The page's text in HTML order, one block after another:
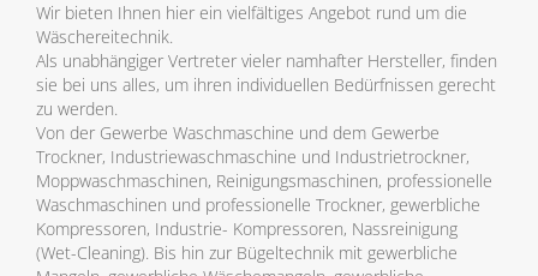
Wir bieten Ihnen hier ein vielfältiges Angebot rund um die
Wäschereitechnik.
Als unabhängiger Vertreter vieler namhafter Hersteller, finden
sie bei uns alles, um ihren individuellen Bedürfnissen gerecht
zu werden.
Von der Gewerbe Waschmaschine und dem Gewerbe
Trockner, Industriewaschmaschine und Industrietrockner,
Moppwaschmaschinen, Reinigungsmaschinen, professionelle
Waschmaschinen und professionelle Trockner, gewerbliche
Kompressoren, Industrie- Kompressoren, Nassreinigung
(Wet-Cleaning). Bis hin zur Bügeltechnik mit gewerbliche